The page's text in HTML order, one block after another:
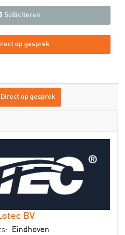
Solliciteren
op gesprek
Direct op gesprek
BV
Eindhoven